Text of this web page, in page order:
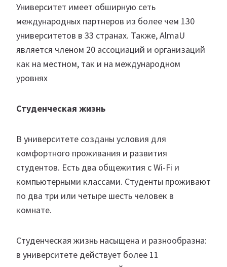
Университет имеет обширную сеть
международных партнеров из более чем 130
университетов в 33 странах. Также, AlmaU
является членом 20 ассоциаций и организаций
как на местном, так и на международном
уровнях
Студенческая жизнь
В университете созданы условия для
комфортного проживания и развития
студентов. Есть два общежития с Wi-Fi и
компьютерными классами. Студенты проживают
по два три или четыре шесть человек в
комнате.
Студенческая жизнь насыщена и разнообразна:
в университете действует более 11